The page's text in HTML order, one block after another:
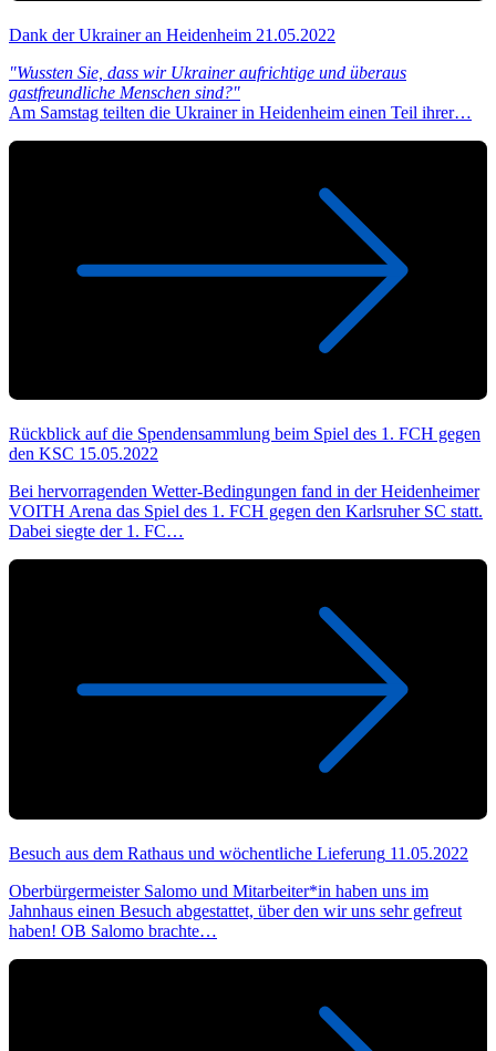
Dank der Ukrainer an Heidenheim 21.05.2022
"Wussten Sie, dass wir Ukrainer aufrichtige und überaus
gastfreundliche Menschen sind?"
Am Samstag teilten die Ukrainer in Heidenheim einen Teil ihrer…
Rückblick auf die Spendensammlung beim Spiel des 1. FCH gegen
den KSC 15.05.2022
Bei hervorragenden Wetter-Bedingungen fand in der Heidenheimer
VOITH Arena das Spiel des 1. FCH gegen den Karlsruher SC statt.
Dabei siegte der 1. FC…
Besuch aus dem Rathaus und wöchentliche Lieferung 11.05.2022
Oberbürgermeister Salomo und Mitarbeiter*in haben uns im
Jahnhaus einen Besuch abgestattet, über den wir uns sehr gefreut
haben! OB Salomo brachte…